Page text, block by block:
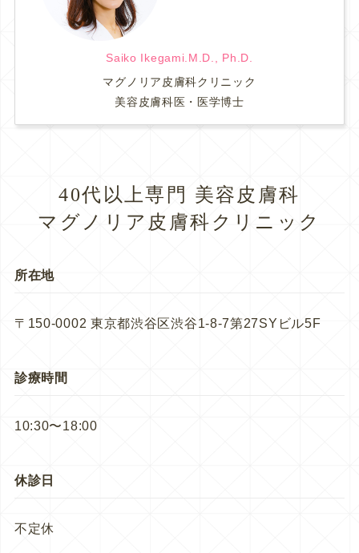
Saiko Ikegami.M.D., Ph.D.
マグノリア皮膚科クリニック
美容皮膚科医・医学博士
40代以上専門 美容皮膚科
マグノリア皮膚科クリニック
所在地
〒150-0002 東京都渋谷区渋谷1-8-7第27SYビル5F
診療時間
10:30〜18:00
休診日
不定休